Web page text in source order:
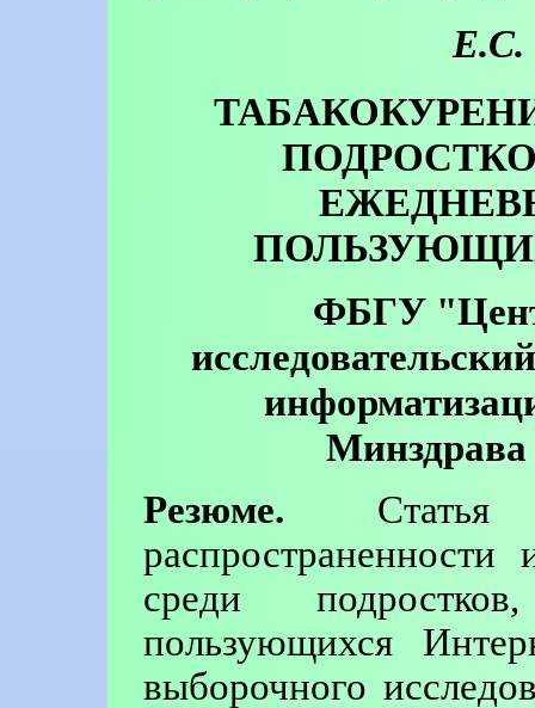
Е.С.
ФБГУ
Резюме. Статья
распространенности
среди
пользующихся
выборочного